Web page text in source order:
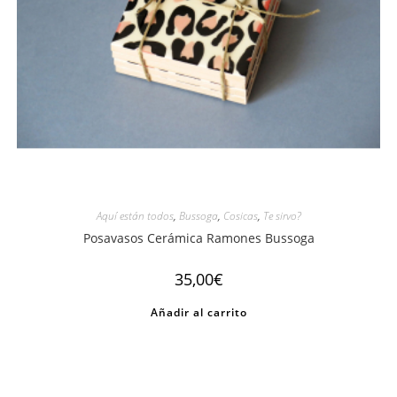
Aquí están todos, Bussoga, Cosicas, Te sirvo?
Posavasos Cerámica Ramones Bussoga
35,00€
Añadir al carrito